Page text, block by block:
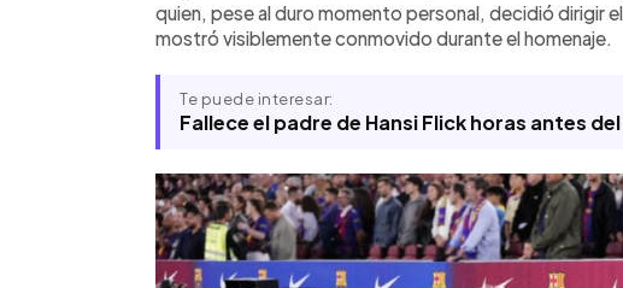
quien, pese al duro momento personal, decidió dirigir
mostró visiblemente conmovido durante el homenaje.
Te puede interesar:
Fallece el padre de Hansi Flick horas antes